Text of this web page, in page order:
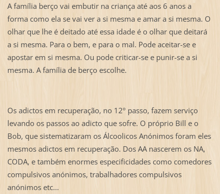
A família berço vai embutir na criança até aos 6 anos a
forma como ela se vai ver a si mesma e amar a si mesma. O
olhar que lhe é deitado até essa idade é o olhar que deitará
a si mesma. Para o bem, e para o mal. Pode aceitar-se e
apostar em si mesma. Ou pode criticar-se e punir-se a si
mesma. A família de berço escolhe.
Os adictos em recuperação, no 12º passo, fazem serviço
levando os passos ao adicto que sofre. O próprio Bill e o
Bob, que sistematizaram os Álcoolicos Anónimos foram eles
mesmos adictos em recuperação. Dos AA nascerem os NA,
CODA, e também enormes especificidades como comedores
compulsivos anónimos, trabalhadores compulsivos
anónimos etc...